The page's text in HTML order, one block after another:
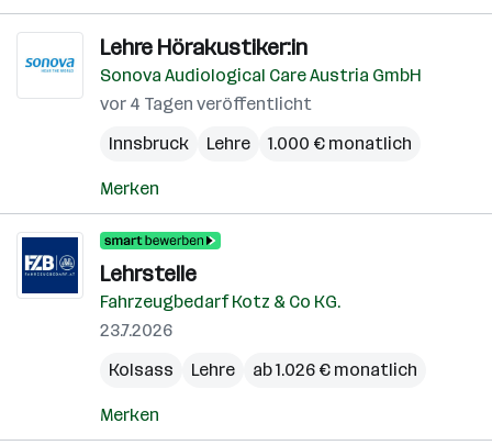
Lehre Hörakustiker:in
Sonova Audiological Care Austria GmbH
vor 4 Tagen veröffentlicht
Innsbruck
Lehre 1.000 € monatlich
Merken
Lehrstelle
Fahrzeugbedarf Kotz & Co KG.
23.7.2026
Kolsass
Lehre ab 1.026 € monatlich
Merken